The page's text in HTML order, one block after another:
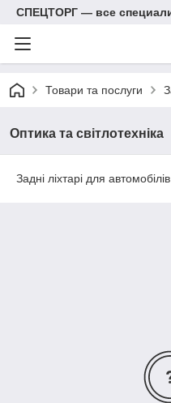
СПЕЦТОРГ — все
Товари та послуги
Оптика та світлотехніка
Задні ліхтарі для автомобілів